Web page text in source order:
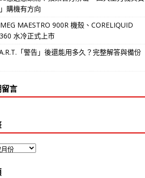
購機有方向
MAESTRO 900R 機殼、CORELIQUID
水冷正式上市
「警告」後還能用多久？完整解答與備份
言